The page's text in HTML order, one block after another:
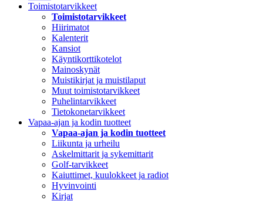
Toimistotarvikkeet
Toimistotarvikkeet
Hiirimatot
Kalenterit
Kansiot
Käyntikorttikotelot
Mainoskynät
Muistikirjat ja muistilaput
Muut toimistotarvikkeet
Puhelintarvikkeet
Tietokonetarvikkeet
Vapaa-ajan ja kodin tuotteet
Vapaa-ajan ja kodin tuotteet
Liikunta ja urheilu
Askelmittarit ja sykemittarit
Golf-tarvikkeet
Kaiuttimet, kuulokkeet ja radiot
Hyvinvointi
Kirjat